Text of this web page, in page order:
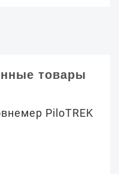
товары
PiloTREK